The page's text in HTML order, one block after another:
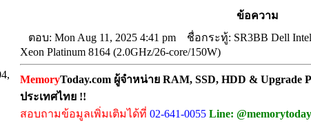
ข้อความ
ตอบ: Mon Aug 11, 2025 4:41 pm
ชื่อกระทู้: SR3BB Dell Intel
Xeon Platinum 8164 (2.0GHz/26-core/150W)
MemoryToday.com ผู้จำหน่าย RAM, SSD, HDD & Upgrade
ประเทศไทย !!
สอบถามข้อมูลเพิ่มเติมได้ที่ 02-641-0055 Line: @memorytoday